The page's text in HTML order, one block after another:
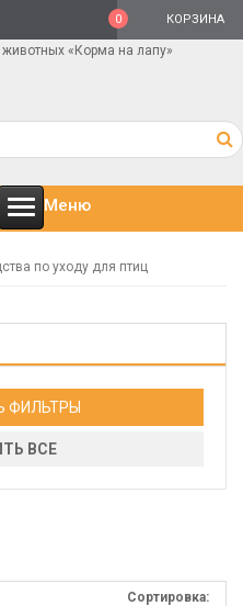
КОРЗИНА
0
Меню
по уходу для птиц
ФИЛЬТРЫ
ВСЕ
Сортировка: